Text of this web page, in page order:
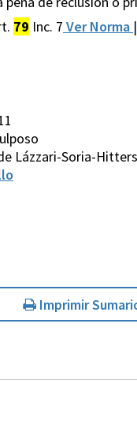
79 Inc. 7 Ver Norma |
Lázzari-Soria-Hitters
Imprimir